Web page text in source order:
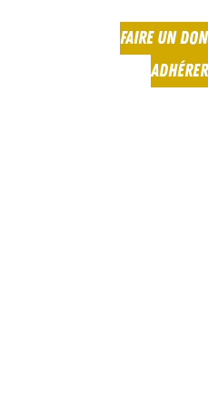
FAIRE UN DON
ADHÉRER